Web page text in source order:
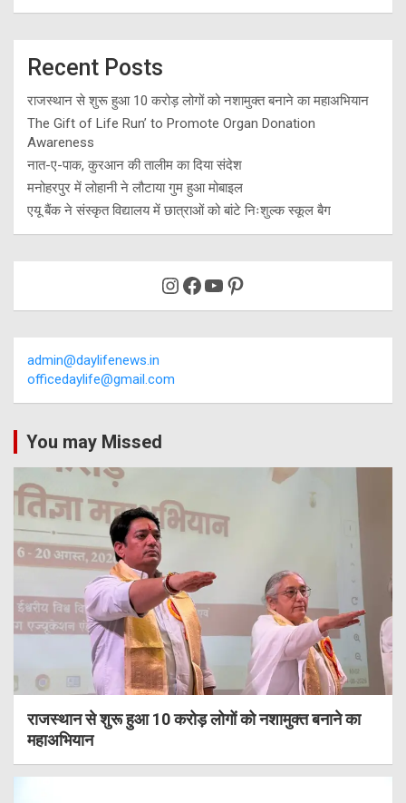
Recent Posts
राजस्थान से शुरू हुआ 10 करोड़ लोगों को नशामुक्त बनाने का महाअभियान
The Gift of Life Run’ to Promote Organ Donation
Awareness
नात-ए-पाक, कुरआन की तालीम का दिया संदेश
मनोहरपुर में लोहानी ने लौटाया गुम हुआ मोबाइल
एयू बैंक ने संस्कृत विद्यालय में छात्राओं को बांटे निःशुल्क स्कूल बैग
Instagram
Facebook
YouTube
Pinterest
admin@daylifenews.in
officedaylife@gmail.com
You may Missed
राजस्थान से शुरू हुआ 10 करोड़ लोगों को नशामुक्त बनाने का
महाअभियान